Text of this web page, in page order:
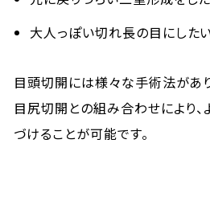
大人っぽい切れ長の目にした
目頭切開には様々な手術法があ
目尻切開との組み合わせにより
づけることが可能です。